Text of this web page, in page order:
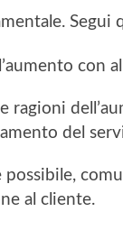
Segui
con
ragioni
del
possibile,
al cliente.